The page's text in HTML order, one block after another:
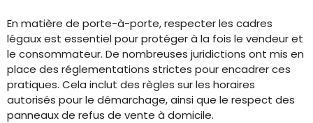
En matière de porte-à-porte, respecter les cadres
légaux est essentiel pour protéger à la fois le vendeur et
le consommateur. De nombreuses juridictions ont mis en
place des réglementations strictes pour encadrer ces
pratiques. Cela inclut des règles sur les horaires
autorisés pour le démarchage, ainsi que le respect des
panneaux de refus de vente à domicile.